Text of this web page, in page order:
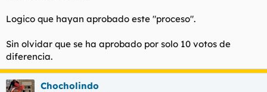
Logico que hayan aprobado este "proceso".
Sin olvidar que se ha aprobado por solo 10 votos de
diferencia.
Chocholindo